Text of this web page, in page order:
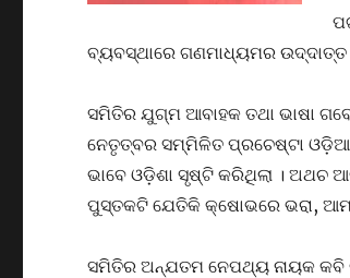
ବ୍ୟବସ୍ଥାରେ ଗଣମାଧ୍ୟମର
ସମିତିର ଯୁଗ୍ମ ଆବାହକ ତଥା ଭାଷା
ନେତୃତ୍ବର ସମ୍ମିଳିତ ପ୍ରଚେଷ୍ଟା ଓଡ଼ିଆ
ଭାବେ ଓଡ଼ିଶା ସୃଷ୍ଟି କରିଥିଲା । ଅଥଚ
ପୁସ୍ତକଟି ଯେତିକି କ୍ଷୋଭରେ ଭରା, ଆମ
ସମିତିର ଅନ୍ଯତମ ନେପଥ୍ୟ ନାୟକ କବି